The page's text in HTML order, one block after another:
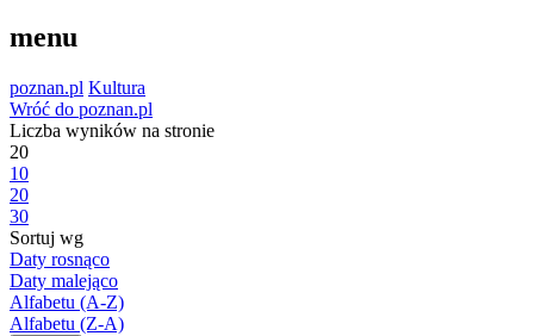
menu
poznan.pl Kultura
Wróć do poznan.pl
Liczba wyników na stronie
20
10
20
30
Sortuj wg
Daty rosnąco
Daty malejąco
Alfabetu (A-Z)
Alfabetu (Z-A)